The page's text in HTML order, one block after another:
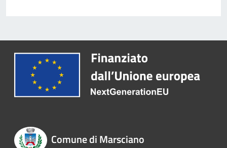
Comune di Marsciano